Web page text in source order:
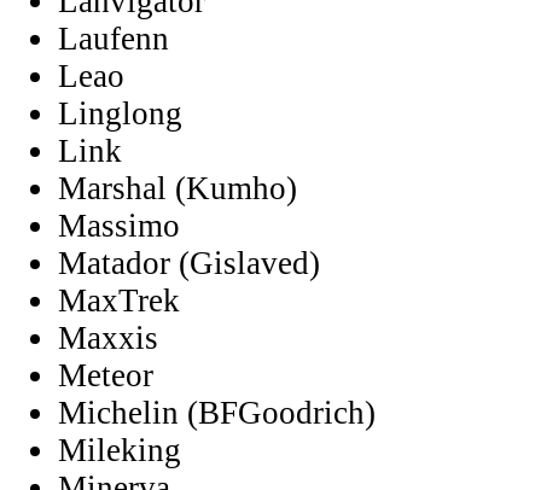
Laufenn
Leao
Linglong
Link
Marshal (Kumho)
Massimo
Matador (Gislaved)
MaxTrek
Maxxis
Meteor
Michelin (BFGoodrich)
Mileking